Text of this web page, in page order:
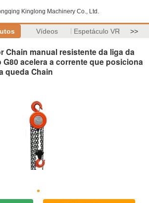
Kinglong Machinery Co., Ltd.
Vídeos Espetáculo VR >>
Chain manual resistente da liga da
acelera a corrente que posiciona
queda Chain